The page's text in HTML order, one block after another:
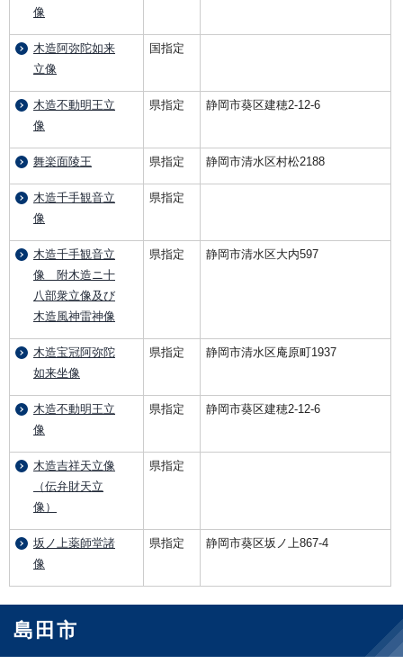
像
木造阿弥陀如来
立像
国指定
木造不動明王立
像
県指定 静岡市葵区建穂2-12-6
舞楽面陵王 県指定 静岡市清水区村松2188
木造千手観音立
像
県指定
木造千手観音立
像 附木造ニ十
八部衆立像及び
木造風神雷神像
県指定 静岡市清水区大内597
木造宝冠阿弥陀
如来坐像
県指定 静岡市清水区庵原町1937
木造不動明王立
像
県指定 静岡市葵区建穂2-12-6
木造吉祥天立像
（伝弁財天立
像）
県指定
坂ノ上薬師堂諸
像
県指定 静岡市葵区坂ノ上867-4
島田市